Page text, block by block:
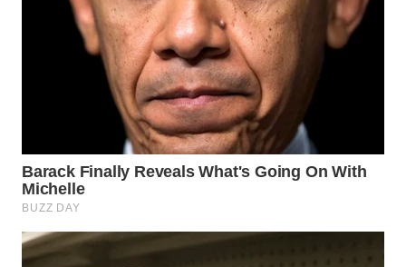
WAHANA
KONSUMEN
TRAVEL
WAHANA
TV